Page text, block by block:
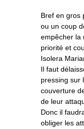
Bref en gros
ou un coup
empêcher la
priorité et
Isolera
Il faut
pressing sur
couverture
de leur
Donc il
obliger les